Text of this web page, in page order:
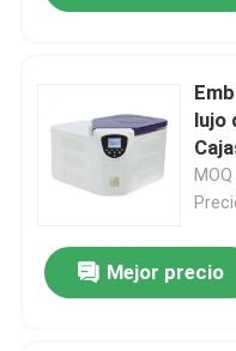
lujo
Mejor precio